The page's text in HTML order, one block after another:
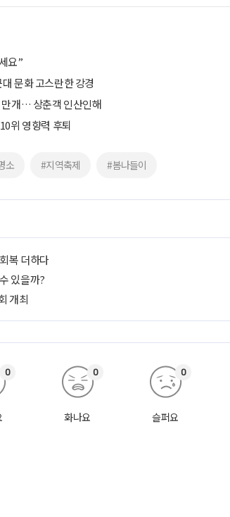
요”
문화 고스란한 강경
개… 상춘객 인산인해
위 영향력 후퇴
소 #지역축제 #봄나들이
복 더하다
있을까?
개최
0
화나요
0
슬퍼요
0